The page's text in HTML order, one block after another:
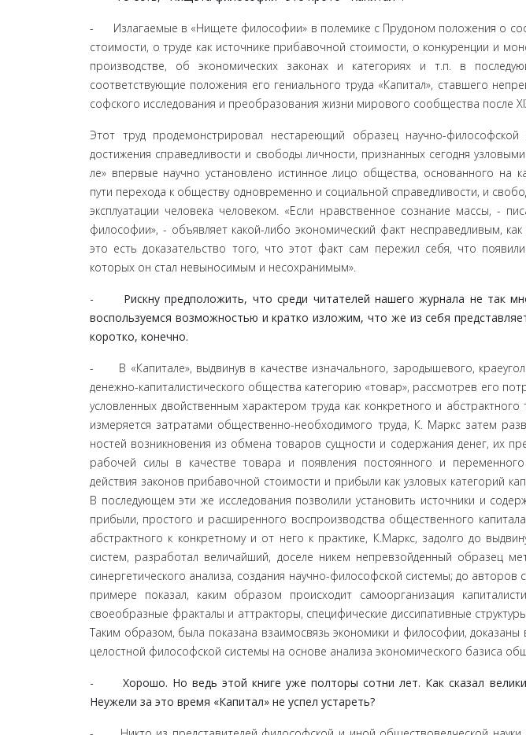
- Излагаемые в «Нищете философии» в полемике с Пру­доном положения о
стоимости, о труде как источнике прибавочной стои­мости, о конкуренции и
производстве, об экономических законах и кате­гориях и т.п. в
соответствующие положения его гениального труда «Капи­тал», ставшего
софского исследования и преобразования жизни мирового сообщества после
Этот труд продемонстрировал нестареющий образец научно-философской
достижения справедливости и свободы личности, признанных сегодня
ле» впервые научно установлено истинное лицо общества, основанного на
пути перехода к обществу одновременно и социальной спра­ведливости, и
эксплуатации человека человеком. «Если нравственное со­знание массы, -
философии», - объявляет какой-либо экономический факт несправедливым,
это есть доказательство того, что этот факт сам пережил себя, что
которых он стал невыносимым и несохранимым».
- Рискну предположить, что среди читателей наше­го журнала не так
воспользуемся возможностью и кратко изложим, что же из себя
коротко, конечно.
- В «Капитале», выдвинув в качестве изначального, заро­дышевого,
денежно-капиталистического общества категорию «товар», рассмотрев его
условленных двойственным характером труда как конкрет­ного и
измеряется затратами общественно-необходимого труда, К. Маркс затем
ностей возникновения из обмена товаров сущности и содер­жания денег, их
рабочей силы в качестве товара и появления постоянного и
действия законов прибавочной стоимости и прибыли как узловых категорий
В по­следующем эти же исследования позволили установить ис­точники и
прибыли, простого и расширенного воспроизводства обще­ственного
абстрактного к конкретному и от него к практике, К.Маркс, задолго до
систем, разработал величайший, доселе никем непревзой­денный образец
синергетического анализа, создания научно-философской системы; до
примере показал, каким образом происходит самоор­ганизация
своеобразные фракталы и аттракторы, специфические дис­сипативные
Таким образом, была показана взаимосвязь экономики и философии,
целостной философской системы на основе анализа экономического базиса
- Хорошо. Но ведь этой книге уже полторы сотни лет. Как сказал великий
Неужели за это время «Капитал» не успел устареть?